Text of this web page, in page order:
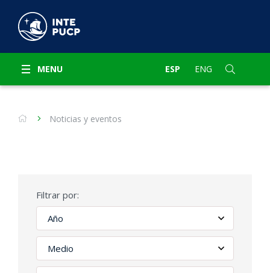
MENU ESP ENG
Noticias y eventos
Filtrar por: